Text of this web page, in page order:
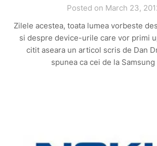
Posted on March 23,
Zilele acestea, toata lumea vorbeste
si despre device-urile care vor primi
citit aseara un articol scris de Dan
spunea ca cei de la